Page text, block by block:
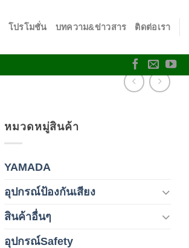
โปรโมชั่น บทความ&ข่าวสาร ติดต่อเรา
หมวดหมู่สินค้า
YAMADA
อุปกรณ์ป้องกันเสียง
สินค้าอื่นๆ
อุปกรณ์Safety